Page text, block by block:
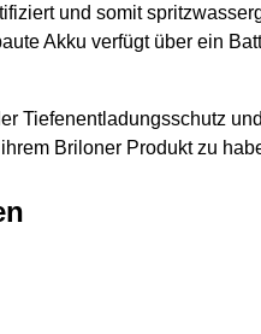
und somit
Akku verfügt über ein
Tiefenentladungsschutz
Briloner Produkt zu